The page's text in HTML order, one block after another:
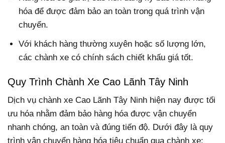
hóa để được đảm bảo an toàn trong quá trình vận
chuyển.
Với khách hàng thường xuyên hoặc số lượng lớn,
các chành xe có chính sách chiết khấu giá tốt.
Quy Trình Chành Xe Cao Lãnh Tây Ninh
Dịch vụ chành xe Cao Lãnh Tây Ninh hiện nay được tối
ưu hóa nhằm đảm bảo hàng hóa được vận chuyển
nhanh chóng, an toàn và đúng tiến độ. Dưới đây là quy
trình vận chuyển hàng hóa tiêu chuẩn qua chành xe: